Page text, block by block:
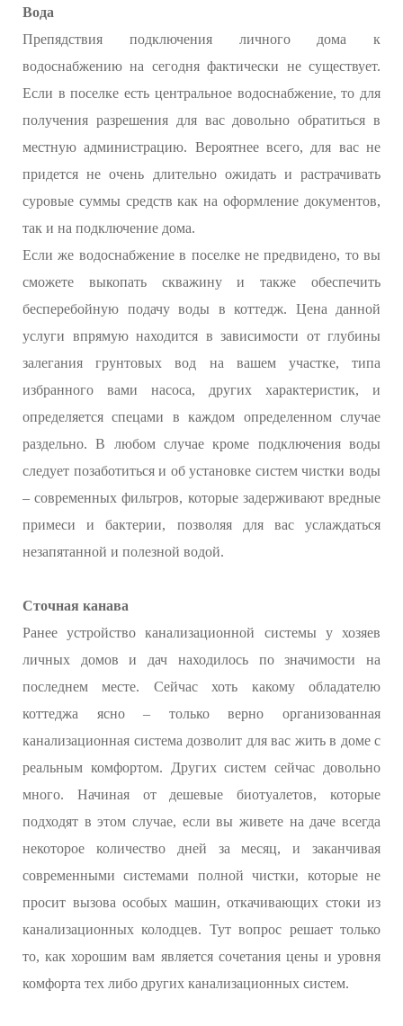
Вода
Препядствия подключения личного дома к
водоснабжению на сегодня фактически не существует.
Если в поселке есть центральное водоснабжение, то для
получения разрешения для вас довольно обратиться в
местную администрацию. Вероятнее всего, для вас не
придется не очень длительно ожидать и растрачивать
суровые суммы средств как на оформление документов,
так и на подключение дома.
Если же водоснабжение в поселке не предвидено, то вы
сможете выкопать скважину и также обеспечить
бесперебойную подачу воды в коттедж. Цена данной
услуги впрямую находится в зависимости от глубины
залегания грунтовых вод на вашем участке, типа
избранного вами насоса, других характеристик, и
определяется спецами в каждом определенном случае
раздельно. В любом случае кроме подключения воды
следует позаботиться и об установке систем чистки воды
– современных фильтров, которые задерживают вредные
примеси и бактерии, позволяя для вас услаждаться
незапятанной и полезной водой.
Сточная канава
Ранее устройство канализационной системы у хозяев
личных домов и дач находилось по значимости на
последнем месте. Сейчас хоть какому обладателю
коттеджа ясно – только верно организованная
канализационная система дозволит для вас жить в доме с
реальным комфортом. Других систем сейчас довольно
много. Начиная от дешевые биотуалетов, которые
подходят в этом случае, если вы живете на даче всегда
некоторое количество дней за месяц, и заканчивая
современными системами полной чистки, которые не
просит вызова особых машин, откачивающих стоки из
канализационных колодцев. Тут вопрос решает только
то, как хорошим вам является сочетания цены и уровня
комфорта тех либо других канализационных систем.